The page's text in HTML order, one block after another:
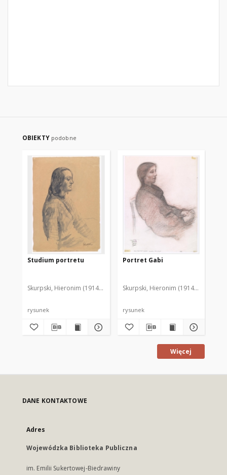
OBIEKTY podobne
Studium portretu
Skurpski, Hieronim (1914-2006)
rysunek
Portret Gabi
Skurpski, Hieronim (1914-2006)
rysunek
Więcej
DANE KONTAKTOWE
Adres
Wojewódzka Biblioteka Publiczna
im. Emilii Sukertowej-Biedrawiny